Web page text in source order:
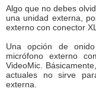
Algo que no debes
una unidad externa,
externo con conector
Una opción de
micrófono externo
VideoMic.
actuales no sirve
externa.